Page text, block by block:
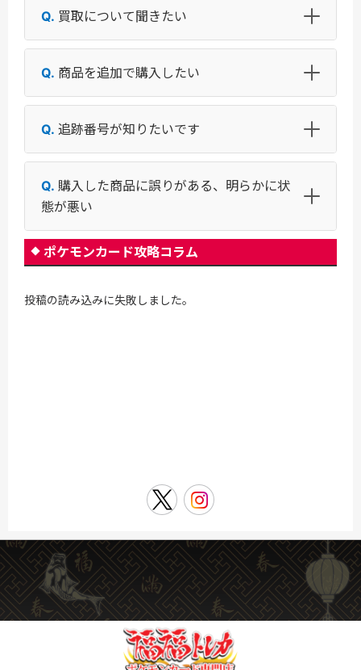
買取について聞きたい
商品を追加で購入したい
追跡番号が知りたいです
購入した商品に誤りがある、明らかに状
態が悪い
ポケモンカード攻略コラム
投稿の読み込みに失敗しました。